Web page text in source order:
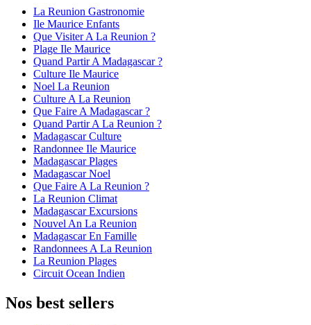
La Reunion Gastronomie
Ile Maurice Enfants
Que Visiter A La Reunion ?
Plage Ile Maurice
Quand Partir A Madagascar ?
Culture Ile Maurice
Noel La Reunion
Culture A La Reunion
Que Faire A Madagascar ?
Quand Partir A La Reunion ?
Madagascar Culture
Randonnee Ile Maurice
Madagascar Plages
Madagascar Noel
Que Faire A La Reunion ?
La Reunion Climat
Madagascar Excursions
Nouvel An La Reunion
Madagascar En Famille
Randonnees A La Reunion
La Reunion Plages
Circuit Ocean Indien
Nos best sellers